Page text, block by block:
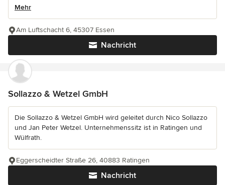
Mehr
Nachricht
Am Luftschacht 6, 45307 Essen
Sollazzo & Wetzel GmbH
Die Sollazzo & Wetzel GmbH wird geleitet durch Nico Sollazzo
und Jan Peter Wetzel. Unternehmenssitz ist in Ratingen und
Wülfrath.
Nachricht
Eggerscheidter Straße 26, 40883 Ratingen